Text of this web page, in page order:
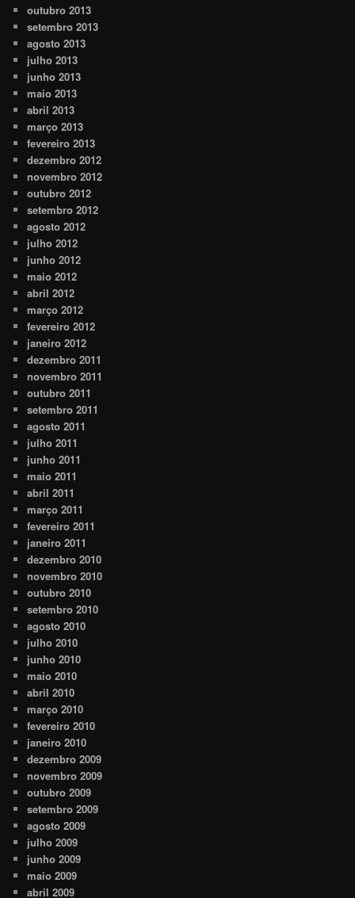
outubro 2013
setembro 2013
agosto 2013
julho 2013
junho 2013
maio 2013
abril 2013
março 2013
fevereiro 2013
dezembro 2012
novembro 2012
outubro 2012
setembro 2012
agosto 2012
julho 2012
junho 2012
maio 2012
abril 2012
março 2012
fevereiro 2012
janeiro 2012
dezembro 2011
novembro 2011
outubro 2011
setembro 2011
agosto 2011
julho 2011
junho 2011
maio 2011
abril 2011
março 2011
fevereiro 2011
janeiro 2011
dezembro 2010
novembro 2010
outubro 2010
setembro 2010
agosto 2010
julho 2010
junho 2010
maio 2010
abril 2010
março 2010
fevereiro 2010
janeiro 2010
dezembro 2009
novembro 2009
outubro 2009
setembro 2009
agosto 2009
julho 2009
junho 2009
maio 2009
abril 2009